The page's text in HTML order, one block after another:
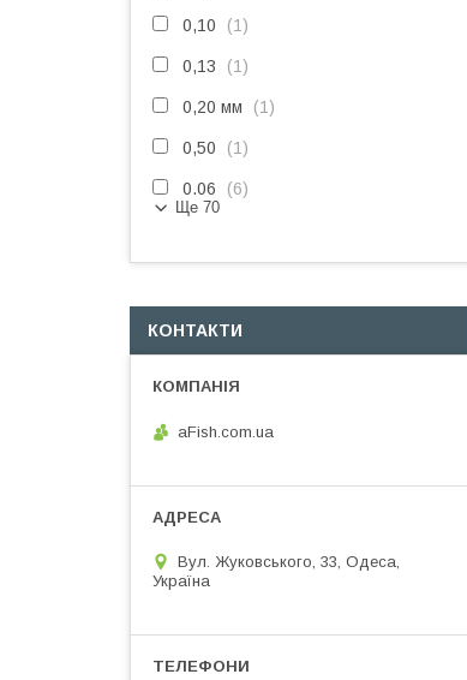
0,10 1
0,13 1
0,20 мм 1
0,50 1
0.06 6
Ще 70
КОНТАКТИ
aFish.com.ua
Вул. Жуковського, 33, Одеса,
Україна